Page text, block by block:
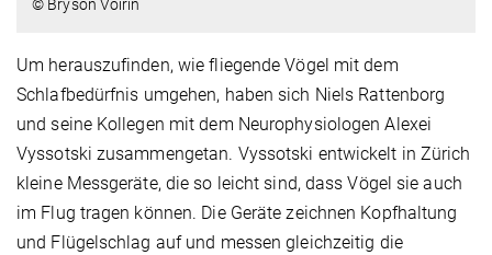
© Bryson Voirin
Um herauszufinden, wie fliegende Vögel mit dem
Schlafbedürfnis umgehen, haben sich Niels Rattenborg
und seine Kollegen mit dem Neurophysiologen Alexei
Vyssotski zusammengetan. Vyssotski entwickelt in Zürich
kleine Messgeräte, die so leicht sind, dass Vögel sie auch
im Flug tragen können. Die Geräte zeichnen Kopfhaltung
und Flügelschlag auf und messen gleichzeitig die